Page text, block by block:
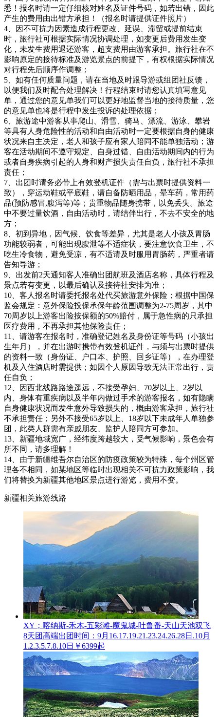
悉！报名时请一定仔细核对姓名及证件号码，如若出错，因此
产生的费用由出错方承担！（报名时请提供证件照片）
4、因不可抗力因素造成行程更改、延误、滞留或提前结束
时，旅行社可根据实际情况协调处理，如变更后费用发生变
化，未发生费用退还游客，超支费用由游客承担。旅行社在不
影响原定的接待标准及游览景点的前提下，有权根据实际情况
对行程先后顺序作调整；
5、如有任何质量问题，请在当地及时跟导游或组团社反馈，
以便我们及时配合处理解决！行程结束时请您认真填写意见
单，通过您的意见单我们可以更好地监督当地的接待质量，您
的意见单也将是行程中发生投诉的处理依据；
6、旅游途中游客从事爬山、滑雪、骑马、漂流、游泳、攀岩
等具有人身危险性的活动和自由活动时一定要根据自身的健康
状况来自主决定，老人和孩子应有家人陪同不能单独活动；游
客在活动期间不遵守规定、自身过错、自由活动期间内的行为
或者自身疾病引起的人身和财产损失责任自负，旅行社不承担
责任；
7、出团时请务必带上有效登机证件（需与出票时提供资料一
致），穿运动鞋或平底鞋，请自备防晒用品，晕车药，常用药
品(预防感冒,腹泻等)等；贵重物品随身携带，以免丢失。旅途
中不要过量饮酒，自由活动时，请结伴出行，不去不安全的地
方；
8、初到异地，因气候、饮食等差异，尤其是老人小孩及胃肠
功能较弱者，可能出现腹泄等不适症状，要注意饮食卫生，不
吃生冷食物，避免受凉，有不适请及时服用胃肠药，严重者请
告知导游；
9、出发前2天通知客人准确出团航班及酒店名称，具体行程及
景点若有变更，以最后确认及接待社安排为准；
10、客人报名时请委托报名处代买旅游意外保险；根据中国保
监会规定：意外保险投保承保年龄范围调整为2-75周岁，其中
70周岁以上游客出险按保额的50%赔付，属于急性病的只承担
医疗费用，不再承担其他保险责任；
11、请游客在报名时，准确登记姓名及身份证等号码（小孩出
生年月），并在出游时携带有效登机证件，与须与出票时提供
的资料一致（身份证、户口本、护照、回乡证等），在办理登
机及入住酒店时需提供；如因个人原因导致无法正常出行，责
任自负；
12、因西北线路路途遥远，不接受孕妇、70岁以上、2岁以
内、身体有重疾病以及半年内做过手术的游客报名，如有隐瞒
自身健康状况而发生意外导致损失的，概由游客承担，旅行社
不承担责任；另外不接受65岁以上、18岁以下未成年人单独参
团，此类人群需有亲戚朋友、监护人陪同方可参加。
13、新疆地域宽广，经纬度跨越较大，受气候影响，景色会有
所不同，请多理解！
14、由于新疆维吾尔自治区的防疫政策较为特殊，每个州区管
理各不相同，如某地区等临时出现相关不可抗力政策影响，我
们将替换为新疆其他地区景点进行游览，费用不变。
新疆相关旅游线路
XY；喀纳斯-禾木-五彩滩-魔鬼城-吐鲁番-天山天池双飞
8天团高端出团时间：9月16.17.19.21.23.24.26.28日.10月
1.2.3.5.7.8.10日 ￥6399起